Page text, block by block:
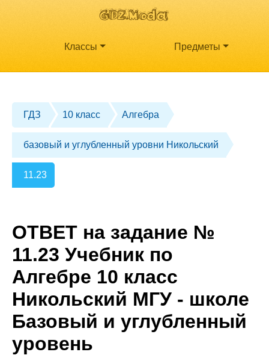
Классы Предметы
ГДЗ 10 класс Алгебра
базовый и углубленный уровни Никольский
11.23
ОТВЕТ на задание №
11.23 Учебник по
Алгебре 10 класс
Никольский МГУ - школе
Базовый и углубленный
уровень